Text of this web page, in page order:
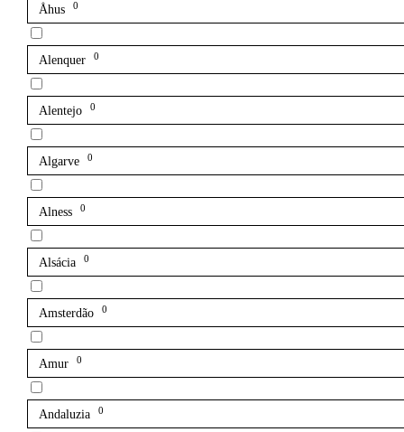
Åhus 0
Alenquer 0
Alentejo 0
Algarve 0
Alness 0
Alsácia 0
Amsterdão 0
Amur 0
Andaluzia 0